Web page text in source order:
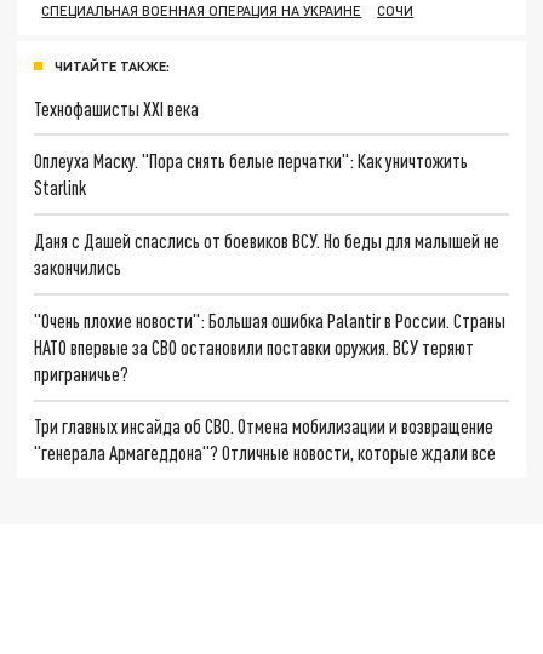
СПЕЦИАЛЬНАЯ ВОЕННАЯ ОПЕРАЦИЯ НА УКРАИНЕ
СОЧИ
ЧИТАЙТЕ ТАКЖЕ:
Технофашисты XXI века
Оплеуха Маску. "Пора снять белые перчатки": Как уничтожить
Starlink
Даня с Дашей спаслись от боевиков ВСУ. Но беды для малышей не
закончились
"Очень плохие новости": Большая ошибка Palantir в России. Страны
НАТО впервые за СВО остановили поставки оружия. ВСУ теряют
приграничье?
Три главных инсайда об СВО. Отмена мобилизации и возвращение
"генерала Армагеддона"? Отличные новости, которые ждали все